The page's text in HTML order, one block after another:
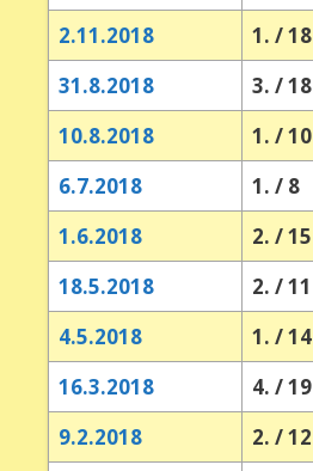
2.11.2018
1. / 18
31.8.2018
3. / 18
10.8.2018
1. / 10
6.7.2018
1. / 8
1.6.2018
2. / 15
18.5.2018
2. / 11
4.5.2018
1. / 14
16.3.2018
4. / 19
9.2.2018
2. / 12